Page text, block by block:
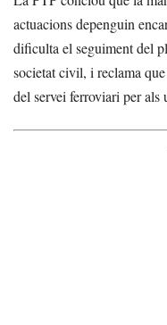
actuacions depenguin
dificulta el seguiment del
societat civil, i reclama
del servei ferroviari per als